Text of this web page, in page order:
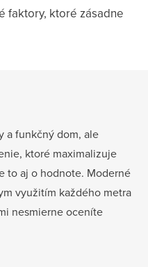
faktory, ktoré zásadne
a funkčný dom, ale
ktoré maximalizuje
to aj o hodnote. Moderné
využitím každého metra
nesmierne oceníte